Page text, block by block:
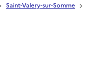
Saint-Valery-sur-Somme